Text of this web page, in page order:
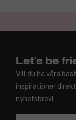
Let's be
Vill du ha våra
inspirationer
nyhetsbrev!